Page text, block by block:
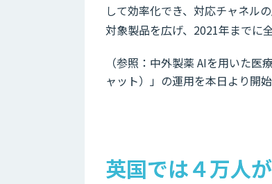
して効率化でき、対応チャネル
対象製品を広げ、2021年までに
（参照：中外製薬 AIを用いた
ャット）」の運用を本日より開始
英国では４万人